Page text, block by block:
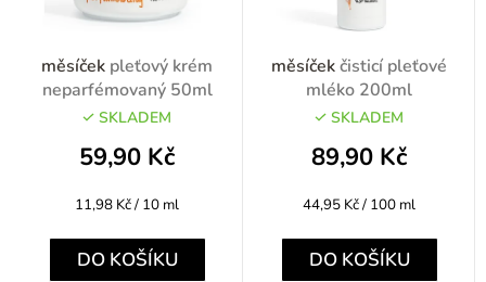
měsíček pleťový krém
neparfémovaný 50ml
SKLADEM
59,90 Kč
Měrná
11,98 Kč / 10 ml
DO KOŠÍKU
měsíčekčisticí pleťové
mléko 200ml
SKLADEM
89,90 Kč
Měrná
44,95 Kč / 100 ml
DO KOŠÍKU